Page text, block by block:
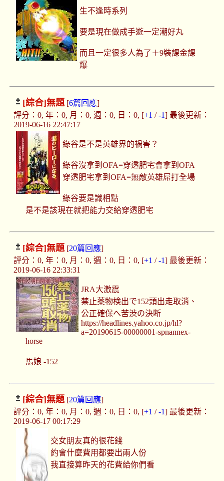
生不逢時系列
要是現在做成手遊一定潮好丸
而且一定很多人為了＋9裝課金課
爆
[綜合]無題[6篇回應]
評分：0, 年：0, 月：0, 週：0, 日：0, [+1 /-1] 最後更新：
2019-06-16 22:47:17
綠谷是不是英雄界的禍害？
綠谷沒拿到OFA=穿透肥宅會拿到OFA
穿透肥宅拿到OFA=無敵英雄屌打全場
綠谷要是識相點
是不是該現在就把能力交給穿透肥宅
[綜合]無題[20篇回應]
評分：0, 年：0, 月：0, 週：0, 日：0, [+1 /-1] 最後更新：
2019-06-16 22:33:31
JRA大激震
禁止薬物検出で152頭出走取消、
公正確保へ苦渋の決断
https://headlines.yahoo.co.jp/hl?
a=20190615-00000001-spnannex-
horse
馬娘 -152
[綜合]無題[20篇回應]
評分：0, 年：0, 月：0, 週：0, 日：0, [+1 /-1] 最後更新：
2019-06-17 00:17:29
交女朋友真的很花錢
約會什麼費用都要出兩人份
我直接算昨天的花費給你們看